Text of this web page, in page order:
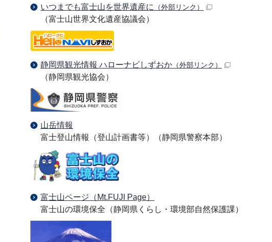
いつまでも富士山を世界遺産に
（外部リンク）
（富士山世界文化遺産協議会）
静岡県観光情報 ハローナビしずおか （外部リンク）
（静岡県観光協会）
山岳情報
富士登山情報（登山計画書等）（静岡県警察本部）
富士山ページ（ Mt.FUJI Page）
富士山の環境保全（静岡県くらし・環境部自然保護課）